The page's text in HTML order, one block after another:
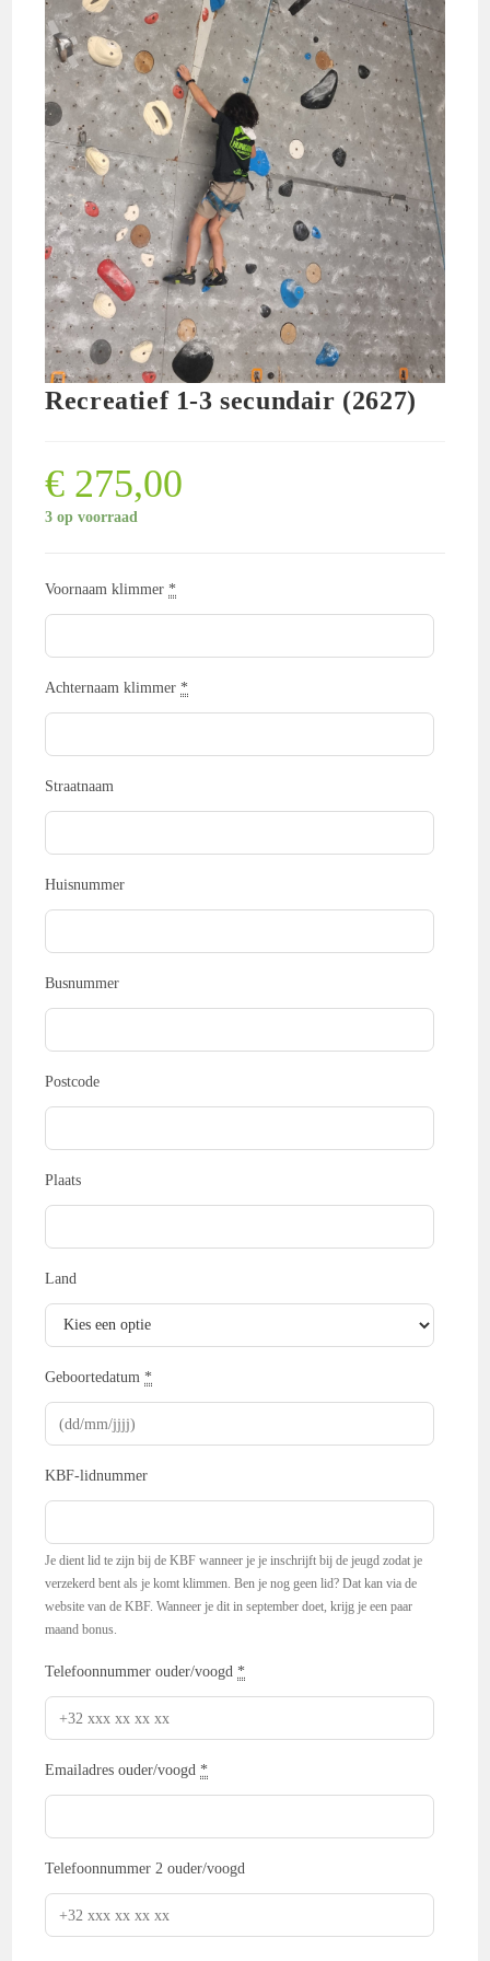
Recreatief 1-3 secundair (2627)
€ 275,00
3 op voorraad
Voornaam klimmer *
Achternaam klimmer *
Straatnaam
Huisnummer
Busnummer
Postcode
Plaats
Land
Geboortedatum *
KBF-lidnummer
Je dient lid te zijn bij de KBF wanneer je je inschrijft bij de jeugd zodat je
verzekerd bent als je komt klimmen. Ben je nog geen lid? Dat kan via de
website van de KBF. Wanneer je dit in september doet, krijg je een paar
maand bonus.
Telefoonnummer ouder/voogd *
Emailadres ouder/voogd *
Telefoonnummer 2 ouder/voogd